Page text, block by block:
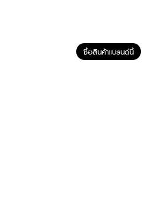
ซื้อสินค้าแบรนด์นี้